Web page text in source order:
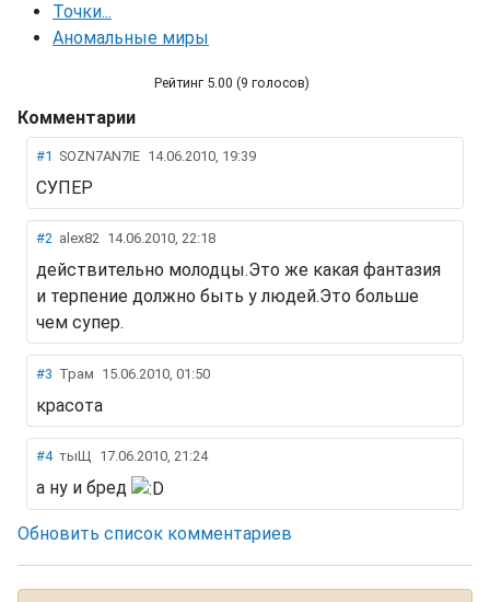
Точки...
Аномальные миры
Рейтинг 5.00 (9 голосов)
Из жестяных банок
Комментарии
#1 SOZN7AN7IE 14.06.2010, 19:39
СУПЕР
#2 alex82 14.06.2010, 22:18
действительно молодцы.Это же какая фантазия
и терпение должно быть у людей.Это больше
чем супер.
#3 Трам 15.06.2010, 01:50
красота
#4 тыЩ 17.06.2010, 21:24
а ну и бред
Обновить список комментариев